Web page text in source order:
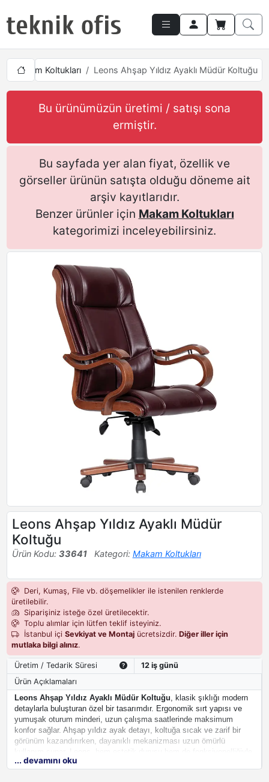
Makam Koltukları Leons Ahşap Yıldız Ayaklı Müdür Koltuğu
Bu ürünümüzün üretimi / satışı sona
ermiştir.
Bu sayfada yer alan fiyat, özellik ve
görseller ürünün satışta olduğu döneme ait
arşiv kayıtlarıdır.
Benzer ürünler için Makam Koltukları
kategorimizi inceleyebilirsiniz.
Leons Ahşap Yıldız Ayaklı Müdür
Koltuğu
Ürün Kodu: 33641 Kategori: Makam Koltukları
Deri, Kumaş, File vb. döşemelikler ile istenilen renklerde
üretilebilir.
Siparişiniz isteğe özel üretilecektir.
Toplu alımlar için lütfen teklif isteyiniz.
İstanbul içi Sevkiyat ve Montajücretsizdir. Diğer iller için
mutlaka bilgi alınız.
Üretim / Tedarik Süresi
12 iş günü
Ürün Açıklamaları
Leons Ahşap Yıldız Ayaklı Müdür Koltuğu , klasik şıklığı modern
detaylarla buluşturan özel bir tasarımdır. Ergonomik sırt yapısı ve
yumuşak oturum minderi, uzun çalışma saatlerinde maksimum
konfor sağlar. Ahşap yıldız ayak detayı, koltuğa sıcak ve zarif bir
görünüm kazandırırken, dayanıklı mekanizması uzun ömürlü
yönetici ofislerinin prestijini artırır.
... devamını oku